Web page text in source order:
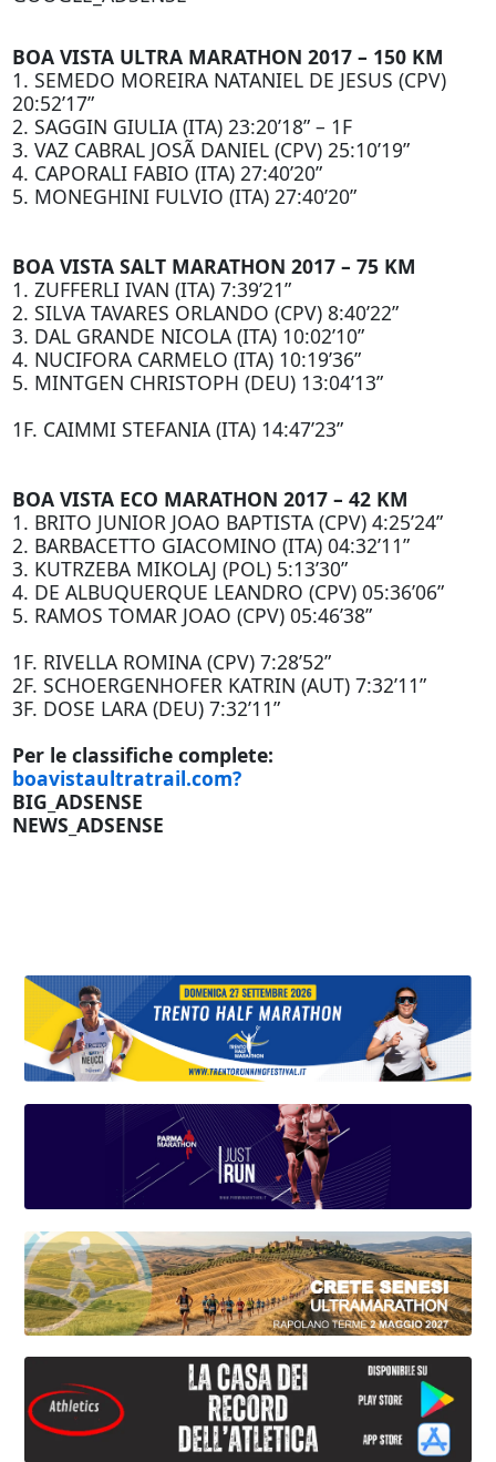
BOA VISTA ULTRA MARATHON 2017 – 150 KM
1. SEMEDO MOREIRA NATANIEL DE JESUS (CPV)
20:52’17”
2. SAGGIN GIULIA (ITA) 23:20’18” – 1F
3. VAZ CABRAL JOSÃ DANIEL (CPV) 25:10’19”
4. CAPORALI FABIO (ITA) 27:40’20”
5. MONEGHINI FULVIO (ITA) 27:40’20”
BOA VISTA SALT MARATHON 2017 – 75 KM
1. ZUFFERLI IVAN (ITA) 7:39’21”
2. SILVA TAVARES ORLANDO (CPV) 8:40’22”
3. DAL GRANDE NICOLA (ITA) 10:02’10”
4. NUCIFORA CARMELO (ITA) 10:19’36”
5. MINTGEN CHRISTOPH (DEU) 13:04’13”
1F. CAIMMI STEFANIA (ITA) 14:47’23”
BOA VISTA ECO MARATHON 2017 – 42 KM
1. BRITO JUNIOR JOAO BAPTISTA (CPV) 4:25’24”
2. BARBACETTO GIACOMINO (ITA) 04:32’11”
3. KUTRZEBA MIKOLAJ (POL) 5:13’30”
4. DE ALBUQUERQUE LEANDRO (CPV) 05:36’06”
5. RAMOS TOMAR JOAO (CPV) 05:46’38”
1F. RIVELLA ROMINA (CPV) 7:28’52”
2F. SCHOERGENHOFER KATRIN (AUT) 7:32’11”
3F. DOSE LARA (DEU) 7:32’11”
Per le classifiche complete:
boavistaultratrail.com?
BIG_ADSENSE
NEWS_ADSENSE